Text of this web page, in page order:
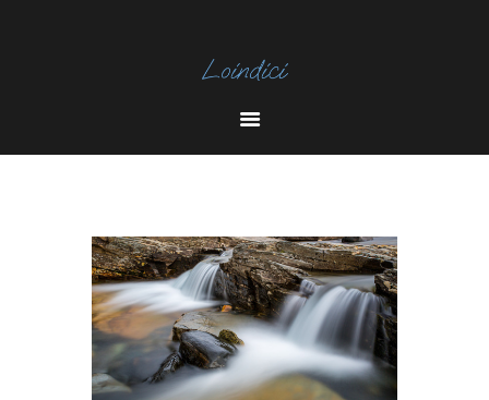
T
A
O
U
T
B
E